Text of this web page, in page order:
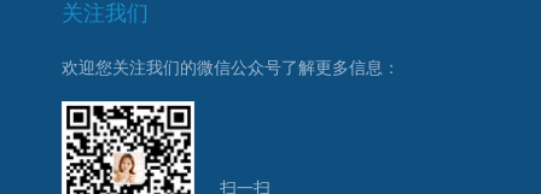
关注我们
欢迎您关注我们的微信公众号了解更多信息：
扫一扫